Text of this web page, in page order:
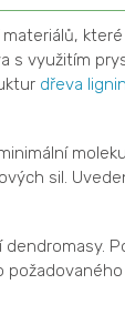
s využitím
dřeva lignin
sil.
požadovaného